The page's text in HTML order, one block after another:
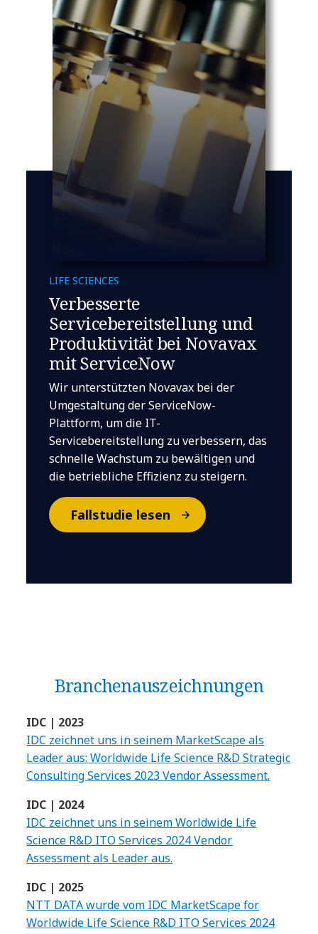
LIFE SCIENCES
Verbesserte
Servicebereitstellung und
Produktivität bei Novavax
mit ServiceNow
Wir unterstützten Novavax bei der
Umgestaltung der ServiceNow-
Plattform, um die IT-
Servicebereitstellung zu verbessern, das
schnelle Wachstum zu bewältigen und
die betriebliche Effizienz zu steigern.
Fallstudie lesen
Branchen­auszeichnungen
IDC | 2023
IDC zeichnet uns in seinem MarketScape als
Leader aus: Worldwide Life Science R&D Strategic
Consulting Services 2023 Vendor Assessment.
IDC | 2024
IDC zeichnet uns in seinem Worldwide Life
Science R&D ITO Services 2024 Vendor
Assessment als Leader aus.
IDC | 2025
NTT DATA wurde vom IDC MarketScape for
Worldwide Life Science R&D ITO Services 2024